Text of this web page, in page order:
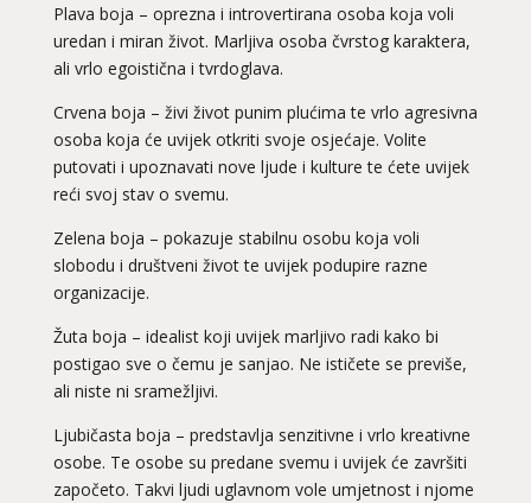
Plava boja – oprezna i introvertirana osoba koja voli
uredan i miran život. Marljiva osoba čvrstog karaktera,
ali vrlo egoistična i tvrdoglava.
Crvena boja – živi život punim plućima te vrlo agresivna
osoba koja će uvijek otkriti svoje osjećaje. Volite
putovati i upoznavati nove ljude i kulture te ćete uvijek
reći svoj stav o svemu.
Zelena boja – pokazuje stabilnu osobu koja voli
slobodu i društveni život te uvijek podupire razne
organizacije.
Žuta boja – idealist koji uvijek marljivo radi kako bi
postigao sve o čemu je sanjao. Ne ističete se previše,
ali niste ni sramežljivi.
Ljubičasta boja – predstavlja senzitivne i vrlo kreativne
osobe. Te osobe su predane svemu i uvijek će završiti
započeto. Takvi ljudi uglavnom vole umjetnost i njome